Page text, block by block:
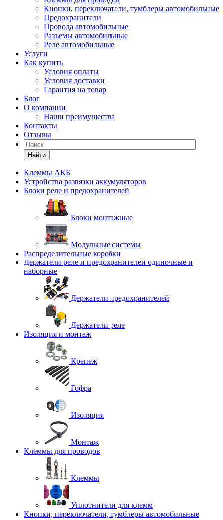
Кнопки, переключатели, тумблеры автомобильные
Предохранители
Провода автомобильные
Разъемы автомобильные
Реле автомобильные
Услуги
Как купить
Условия оплаты
Условия доставки
Гарантия на товар
Блог
О компании
Наши преимущества
Контакты
Отзывы
Найти
Клеммы АКБ
Устройства развязки аккумуляторов
Блоки реле и предохранителей
Блоки монтажные
Модульные системы
Распределительные коробки
Держатели реле и предохранителей одиночные и
наборные
Держатели предохранителей
Держатели реле
Изоляция и монтаж
Крепеж
Гофра
Изоляция
Монтаж
Клеммы для проводов
Клеммы
Уплотнители для клемм
Кнопки, переключатели, тумблеры автомобильные